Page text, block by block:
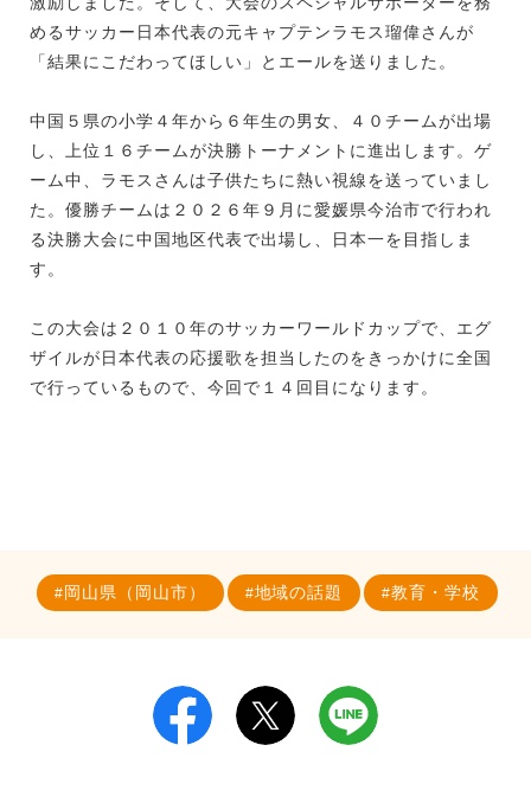
めるサッカー日本代表の元キャプテンラモス瑠偉さんが
「結果にこだわってほしい」とエールを送りました。
中国５県の小学４年から６年生の男女、４０チームが出場
し、上位１６チームが決勝トーナメントに進出します。ゲ
ーム中、ラモスさんは子供たちに熱い視線を送っていまし
た。優勝チームは２０２６年９月に愛媛県今治市で行われ
る決勝大会に中国地区代表で出場し、日本一を目指しま
す。
この大会は２０１０年のサッカーワールドカップで、エグ
ザイルが日本代表の応援歌を担当したのをきっかけに全国
で行っているもので、今回で１４回目になります。
岡山県（岡山市） 地域の話題 教育・学校